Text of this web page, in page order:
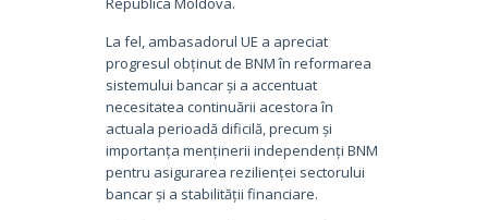
La fel, ambasadorul UE a apreciat
progresul obținut de BNM în reformarea
sistemului bancar și a accentuat
necesitatea continuării acestora în
actuala perioadă dificilă, precum și
importanța menținerii independenți BNM
pentru asigurarea rezilienței sectorului
bancar și a stabilității financiare.